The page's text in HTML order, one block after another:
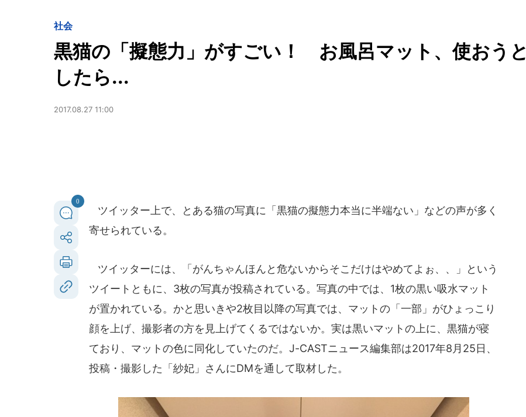
社会
黒猫の「擬態力」がすごい！ お風呂マット、使おうと
したら...
2017.08.27 11:00
0
ツイッター上で、とある猫の写真に「黒猫の擬態力本当に半端ない」などの声が多く
寄せられている。
ツイッターには、「がんちゃんほんと危ないからそこだけはやめてよぉ、、」という
ツイートともに、3枚の写真が投稿されている。写真の中では、1枚の黒い吸水マット
が置かれている。かと思いきや2枚目以降の写真では、マットの「一部」がひょっこり
顔を上げ、撮影者の方を見上げてくるではないか。実は黒いマットの上に、黒猫が寝
ており、マットの色に同化していたのだ。J-CASTニュース編集部は2017年8月25日、
投稿・撮影した「紗妃」さんにDMを通して取材した。